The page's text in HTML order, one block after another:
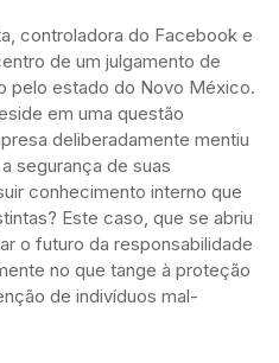
controladora do Facebook e
de um julgamento de
pelo estado do Novo México.
em uma questão
deliberadamente mentiu
segurança de suas
conhecimento interno que
Este caso, que se abriu
o futuro da responsabilidade
no que tange à proteção
de indivíduos mal-